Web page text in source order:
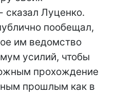
сказал Луценко.
пообещал,
им ведомство
усилий, чтобы
прохождение
прошлым как в